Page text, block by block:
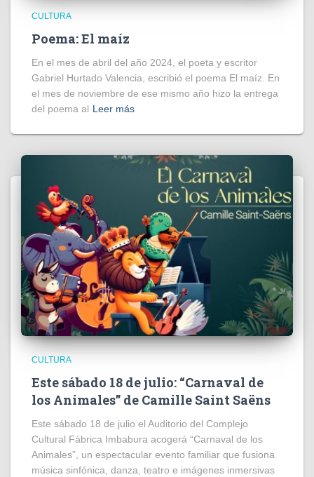
CULTURA
Poema: El maíz
En el mes de abril del año 2024, el poeta y escritor
Gabriel Hurtado Valencia, escribió el poema El maíz. En
el mes de noviembre de ese mismo año hizo la entrega
del poema al Leer más
CULTURA
Este sábado 18 de julio: “Carnaval de
los Animales” de Camille Saint Saëns
Este sábado 18 de julio el Auditorio del Complejo
Cultural Fábrica Imbabura acogerá “Carnaval de los
Animales”, un espectacular evento familiar que fusiona
música sinfónica, danza, teatro e imágenes inmersivas